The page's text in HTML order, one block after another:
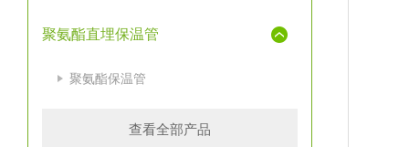
聚氨酯直埋保温管
聚氨酯保温管
查看全部产品